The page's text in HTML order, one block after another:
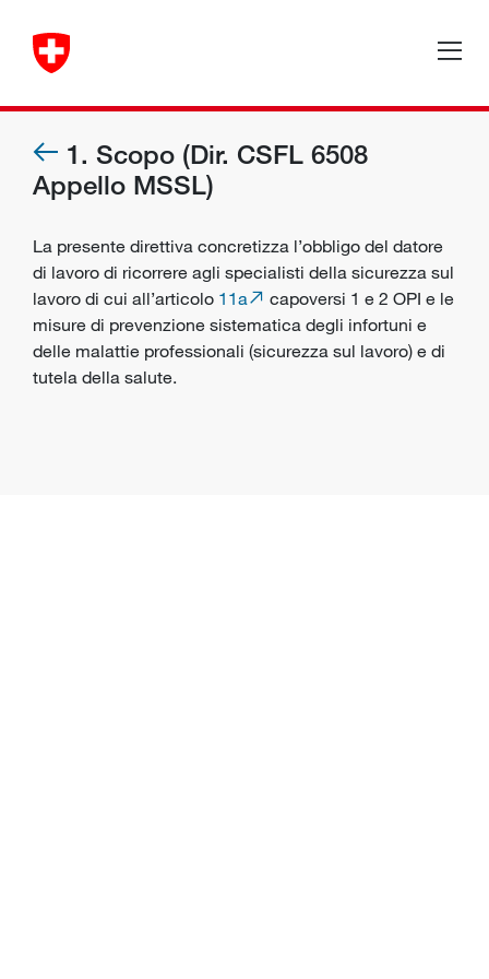
1. Scopo (Dir. CSFL 6508
Appello MSSL)
La presente direttiva concretizza l’obbligo del datore
di lavoro di ricorrere agli specialisti della sicurezza sul
lavoro di cui all’articolo 11a
capoversi 1 e 2 OPI e le
misure di prevenzione sistematica degli infortuni e
delle malattie professionali (sicurezza sul lavoro) e di
tutela della salute.